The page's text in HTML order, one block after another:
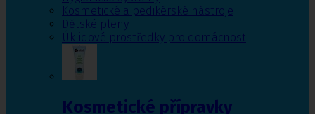
Kosmetické a pedikérské nástroje
Dětské pleny
Úklidové prostředky pro domácnost
Kosmetické přípravky